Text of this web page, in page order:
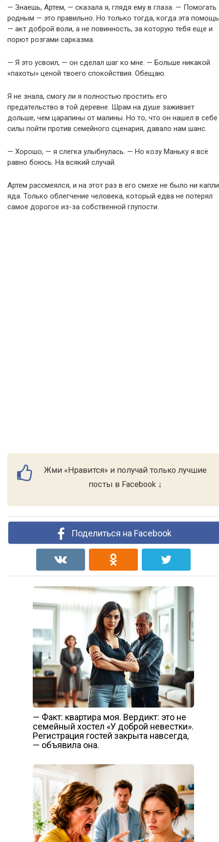
— Знаешь, Артем, — сказала я, глядя ему в глаза. — Помогать
родным — это правильно. Но только тогда, когда эта помощь
— акт доброй воли, а не повинность, за которую тебя еще и
порют розгами сарказма.
— Я это усвоил, — он сделал шаг ко мне. — Больше никакой
«пахоты» ценой твоего спокойствия. Обещаю.
Я не знала, смогу ли я полностью простить его
предательство в той деревне. Шрам на душе заживает
дольше, чем царапины от малины. Но то, что он нашел в себе
силы пойти против семейного сценария, давало нам шанс.
— Хорошо, — я слегка улыбнулась. — Но козу Маньку я всё
равно боюсь. На всякий случай.
Артем рассмеялся, и на этот раз в его смехе не было ни капли
яда. Только облегчение человека, который едва не потерял
самое дорогое из-за собственной глупости.
Жми «Нравится» и получай только лучшие
посты в Facebook ↓
Поделиться на Facebook
— Факт: квартира моя. Вердикт: это не
семейный хостел «У доброй невестки».
Регистрация гостей закрыта навсегда,
— объявила она.